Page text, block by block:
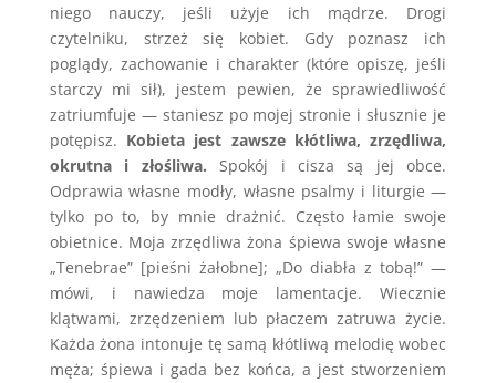
niego nauczy, jeśli użyje ich mądrze. Drogi
czytelniku, strzeż się kobiet. Gdy poznasz ich
poglądy, zachowanie i charakter (które opiszę, jeśli
starczy mi sił), jestem pewien, że sprawiedliwość
zatriumfuje — staniesz po mojej stronie i słusznie je
potępisz. Kobieta jest zawsze kłótliwa, zrzędliwa,
okrutna i złośliwa. Spokój i cisza są jej obce.
Odprawia własne modły, własne psalmy i liturgie —
tylko po to, by mnie drażnić. Często łamie swoje
obietnice. Moja zrzędliwa żona śpiewa swoje własne
„Tenebrae” [pieśni żałobne]; „Do diabła z tobą!” —
mówi, i nawiedza moje lamentacje. Wiecznie
klątwami, zrzędzeniem lub płaczem zatruwa życie.
Każda żona intonuje tę samą kłótliwą melodię wobec
męża; śpiewa i gada bez końca, a jest stworzeniem